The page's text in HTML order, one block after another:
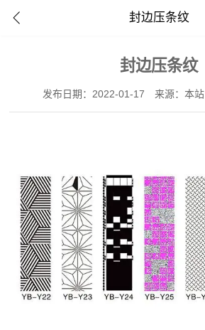
封边压条纹
封边压条纹
发布日期：2022-01-17 来源：本站